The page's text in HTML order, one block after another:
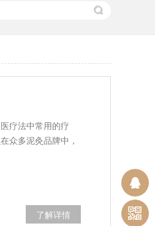
疗法中常用的疗
众多泥灸品牌中，
了解详情